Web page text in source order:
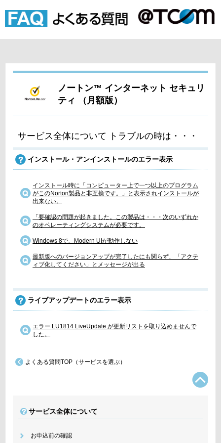
ノートン™ インターネット セキュリ
ティ （月額版）
サービス全体について トラブルの時は・・・
インストール・アンインストールのエラー表示
インストール時に「コンピューター上で一つ以上のプログラム
がこのNorton製品と非互換です。」と表示されインストールが
出来ない。
「要確認の問題が起きました。この製品は・・・次のいずれか
のオペレーティングシステムが必要です。
Windows 8で、Modern UIが動作しない
最新版へのバージョンアップが完了したにも関らず、「アクテ
ィブ化してください」とメッセージが出る
ライブアップデートのエラー表示
エラー LU1814 LiveUpdate が更新リストを取り込めませんで
した。
よくある質問TOP（サービスを選ぶ）
サービス全体について
お申込前の確認